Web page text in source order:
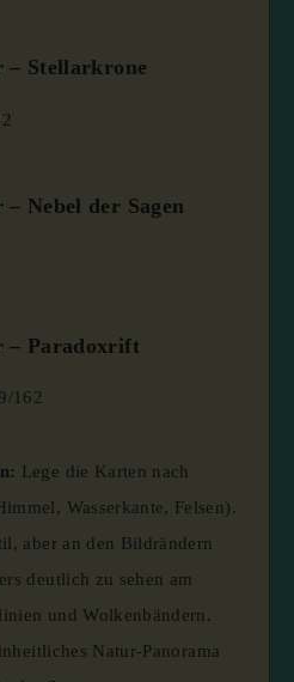
Stellarkrone
Nebel der Sagen
– Paradoxrift
162
Lege die Karten nach
Wasserkante, Felsen).
aber an den Bildrändern
deutlich zu sehen am
und Wolkenbändern.
Natur-Panorama